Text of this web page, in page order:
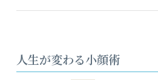
人生が変わる小顔術